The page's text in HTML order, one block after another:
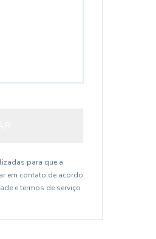
para que a
em contato de acordo
e termos de serviço